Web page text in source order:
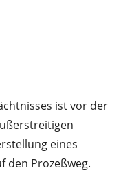
ist vor der
eines
den Prozeßweg.